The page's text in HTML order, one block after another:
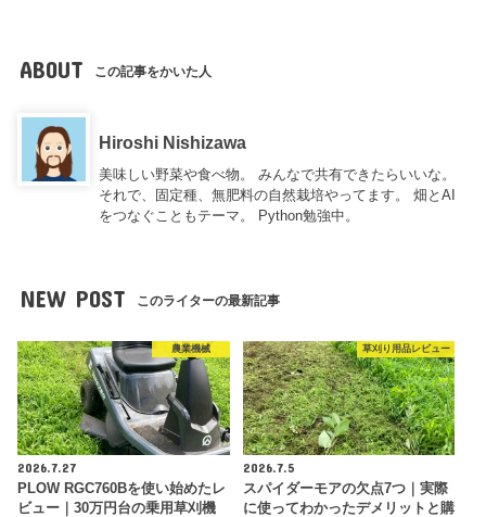
ABOUT この記事をかいた人
Hiroshi Nishizawa
美味しい野菜や食べ物。 みんなで共有できたらいいな。
それで、固定種、無肥料の自然栽培やってます。 畑とAI
をつなぐこともテーマ。 Python勉強中。
NEW POST このライターの最新記事
農業機械
2026.7.27
PLOW RGC760Bを使い始めたレ
ビュー｜30万円台の乗用草刈機
草刈り用品レビュー
2026.7.5
スパイダーモアの欠点7つ｜実際
に使ってわかったデメリットと購